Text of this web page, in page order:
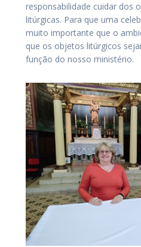
responsabilidade cuidar dos
litúrgicas. Para que uma
muito importante que o
que os objetos litúrgicos
função do nosso ministério.